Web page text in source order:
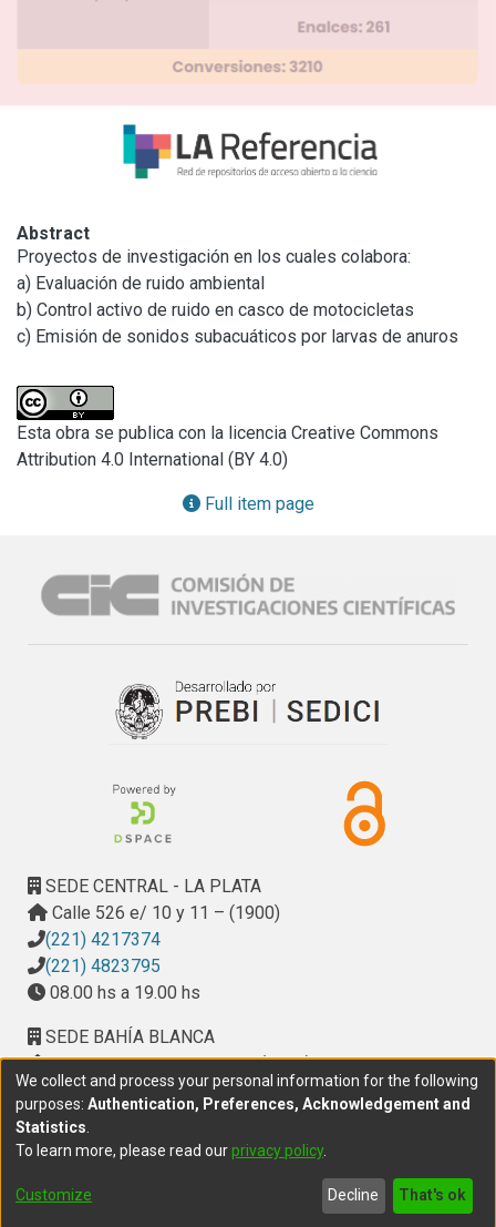
Abstract
Proyectos de investigación en los cuales colabora:
a) Evaluación de ruido ambiental
b) Control activo de ruido en casco de motocicletas
c) Emisión de sonidos subacuáticos por larvas de anuros
Esta obra se publica con la licencia Creative Commons
Attribution 4.0 International (BY 4.0)
Full item page
SEDE CENTRAL - LA PLATA
Calle 526 e/ 10 y 11 – (1900)
(221) 4217374
(221) 4823795
08.00 hs a 19.00 hs
SEDE BAHÍA BLANCA
Calle Ciudad de Cali 320 – (8000). Universidad
Provincial del Sudoeste (UPSO)
(291) 459 2550, interno 147
10.00 h a 14.00 h
We collect and process your personal information for the following
purposes: Authentication, Preferences, Acknowledgement and
Statistics
To learn more, please read ourprivacy policy.
Customize Decline That's ok